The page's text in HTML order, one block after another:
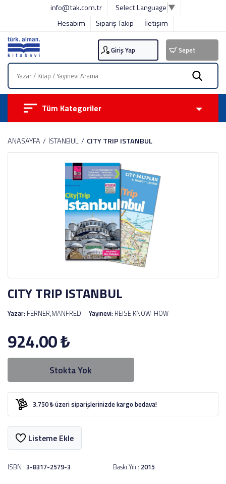
info@tak.com.tr Select Language ▼
Hesabım
Sipariş Takip İletişim
Giriş Yap Sepet
Tüm Kategoriler
ANASAYFA İSTANBUL CITY TRIP ISTANBUL
CITY TRIP ISTANBUL
Yazar: FERNER,MANFRED Yayınevi: REISE KNOW-HOW
924.00₺
Stokta Yok
3.750 ₺ üzeri siparişlerinizde kargo bedava!
Listeme Ekle
ISBN : 3-8317-2579-3 Baskı Yılı : 2015